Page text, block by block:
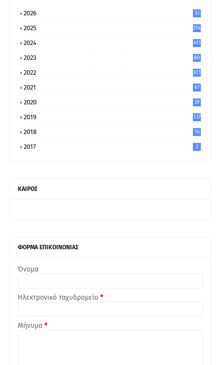
2026 33
2025 214
2024 411
2023
80
2022 611
2021
67
2020
39
2019 137
2018 16
2017 2
ΚΑΙΡΟΣ
ΦΟΡΜΑ ΕΠΙΚΟΙΝΩΝΙΑΣ
Όνομα
Ηλεκτρονικό ταχυδρομείο *
Μήνυμα *